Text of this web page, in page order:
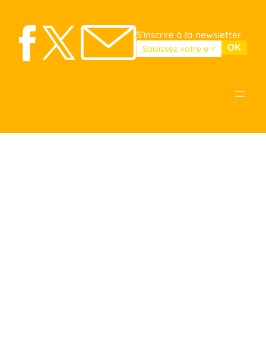
S’inscrire à la newsletter
Veuillez laisser ce champ